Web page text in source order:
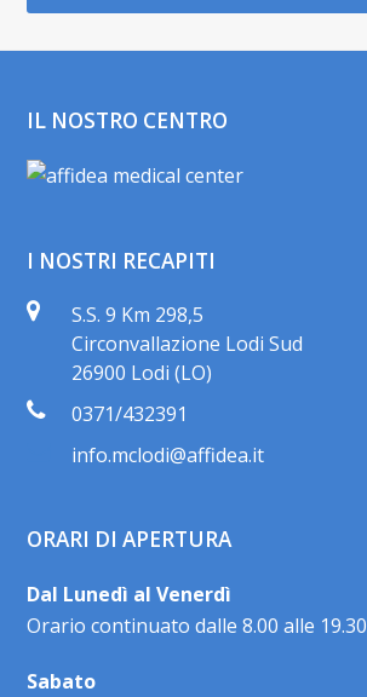
IL NOSTRO CENTRO
I NOSTRI RECAPITI
S.S. 9 Km 298,5
Circonvallazione Lodi Sud
26900 Lodi (LO)
0371/432391
info.mclodi@affidea.it
ORARI DI APERTURA
Dal Lunedì al Venerdì
Orario continuato dalle 8.00 alle 19.30
Sabato